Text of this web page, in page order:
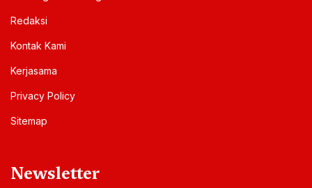
Redaksi
Kontak Kami
Kerjasama
Privacy Policy
Sitemap
Newsletter